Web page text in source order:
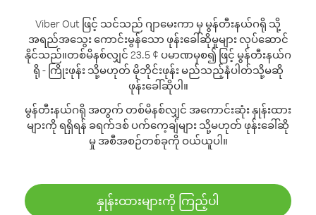
Viber Out ဖြင့် သင်သည် ဂျာမေးကာ မှ မွန်တီးနယ်ဂရို သို့
အရည်အသွေး ကောင်းမွန်သော ဖုန်းခေါ်ဆိုမှုများ လုပ်ဆောင်
နိုင်သည်။တစ်မိနစ်လျှင် 23.5 ¢ ပမာဏမှစ၍ ဖြင့် မွန်တီးနယ်ဂ
ရို - ကြိုးဖုန်း သို့မဟုတ် မိုဘိုင်းဖုန်း မည်သည့်နံပါတ်သို့မဆို
ဖုန်းခေါ်ဆိုပါ။
မွန်တီးနယ်ဂရို အတွက် တစ်မိနစ်လျှင် အကောင်းဆုံး နှုန်းထား
များကို ရရှိရန် ခရက်ဒစ် ပက်ကေ့ချ်များ သို့မဟုတ် ဖုန်းခေါ်ဆို
မှု အစီအစဉ်တစ်ခုကို ဝယ်ယူပါ။
နှုန်းထားများကို ကြည့်ပါ